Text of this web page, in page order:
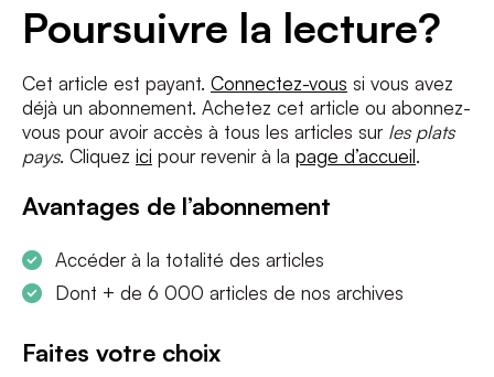
Poursuivre la lecture?
Cet article est payant. Connectez-vous si vous avez
déjà un abonnement. Achetez cet article ou abonnez-
vous pour avoir accès à tous les articles sur les plats
pays. Cliquez ici pour revenir à la page d’accueil.
Avantages de l’abonnement
Accéder à la totalité des articles
Dont + de 6 000 articles de nos archives
Faites votre choix
J'accepte les termes et conditions etla politique de confidentialité
S'INSCRIRE